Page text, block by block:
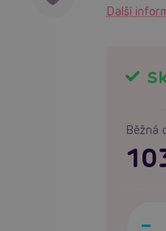
Další
Běžná